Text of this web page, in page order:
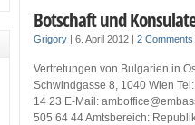
Botschaft und
Grigory |6. April 2012 |2 Comments
Vertretungen von Bulgarien in
Schwindgasse 8, 1040 Wien
14 23 E-Mail:
505 64 44 Amtsbereich: